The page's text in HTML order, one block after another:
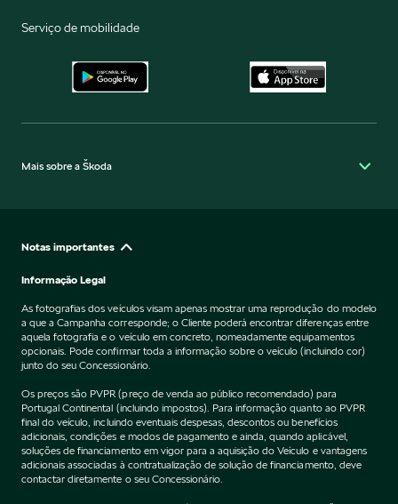
Serviço de mobilidade
Mais sobre a Škoda
Notas importantes
Informação Legal
As fotografias dos veículos visam apenas mostrar uma reprodução do modelo
a que a Campanha corresponde; o Cliente poderá encontrar diferenças entre
aquela fotografia e o veículo em concreto, nomeadamente equipamentos
opcionais. Pode confirmar toda a informação sobre o veículo (incluindo cor)
junto do seu Concessionário.
Os preços são PVPR (preço de venda ao público recomendado) para
Portugal Continental (incluindo impostos). Para informação quanto ao PVPR
final do veículo, incluindo eventuais despesas, descontos ou benefícios
adicionais, condições e modos de pagamento e ainda, quando aplicável,
soluções de financiamento em vigor para a aquisição do Veículo e vantagens
adicionais associadas à contratualização de solução de financiamento, deve
contactar diretamente o seu Concessionário.